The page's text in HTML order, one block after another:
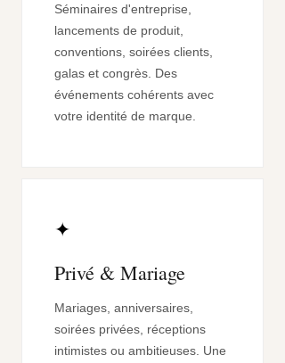
Séminaires d'entreprise,
lancements de produit,
conventions, soirées clients,
galas et congrès. Des
événements cohérents avec
votre identité de marque.
✦
Privé & Mariage
Mariages, anniversaires,
soirées privées, réceptions
intimistes ou ambitieuses. Une